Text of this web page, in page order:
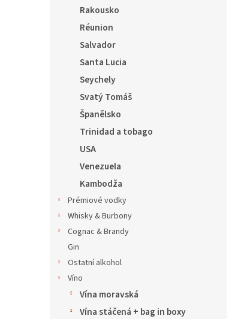
Rakousko
Réunion
Salvador
Santa Lucia
Seychely
Svatý Tomáš
Španělsko
Trinidad a tobago
USA
Venezuela
Kambodža
Prémiové vodky
Whisky & Burbony
Cognac & Brandy
Gin
Ostatní alkohol
Víno
Vína moravská
Vína stáčená + bag in boxy